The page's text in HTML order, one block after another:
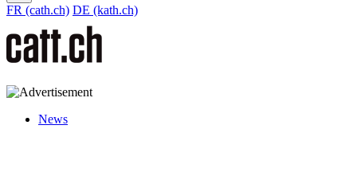
FR (cath.ch) DE (kath.ch)
News